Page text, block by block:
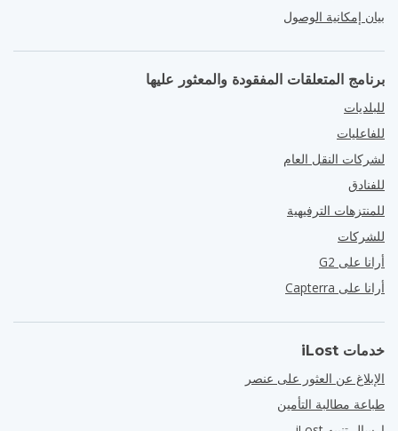
بيان إمكانية الوصول
برنامج المتعلقات المفقودة والمعثور عليها
للبلديات
للفاعليات
لشركات النقل العام
للفنادق
للمنتزهات الترفيهية
للشركات
أرانا على G2
أرانا على Capterra
خدمات iLost
الإبلاغ عن العثور على عنصر
طباعة مطالبة التأمين